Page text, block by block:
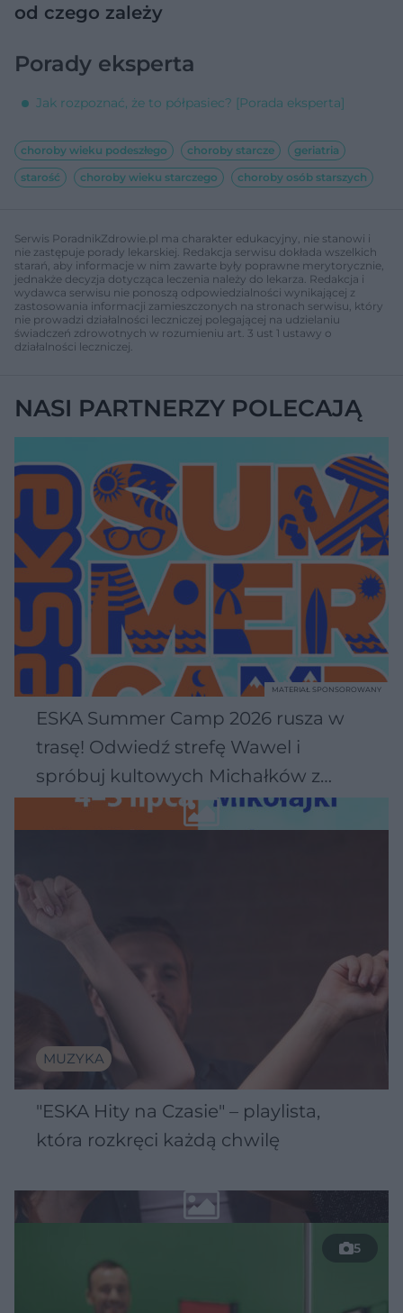
od czego zależy
Porady eksperta
Jak rozpoznać, że to półpasiec? [Porada eksperta]
choroby wieku podeszłego choroby starcze
geriatria
starość
choroby wieku starczego choroby osób starszych
Serwis PoradnikZdrowie.pl ma charakter edukacyjny, nie stanowi i
nie zastępuje porady lekarskiej. Redakcja serwisu dokłada wszelkich
starań, aby informacje w nim zawarte były poprawne merytorycznie,
jednakże decyzja dotycząca leczenia należy do lekarza. Redakcja i
wydawca serwisu nie ponoszą odpowiedzialności wynikającej z
zastosowania informacji zamieszczonych na stronach serwisu, który
nie prowadzi działalności leczniczej polegającej na udzielaniu
świadczeń zdrowotnych w rozumieniu art. 3 ust 1 ustawy o
działalności leczniczej.
NASI PARTNERZY POLECAJĄ
ESKA Summer Camp 2026 rusza w
trasę! Odwiedź strefę Wawel i
spróbuj kultowych Michałków z
Wawelu
MATERIAŁ SPONSOROWANY
MUZYKA
"ESKA Hity na Czasie" – playlista,
która rozkręci każdą chwilę
5